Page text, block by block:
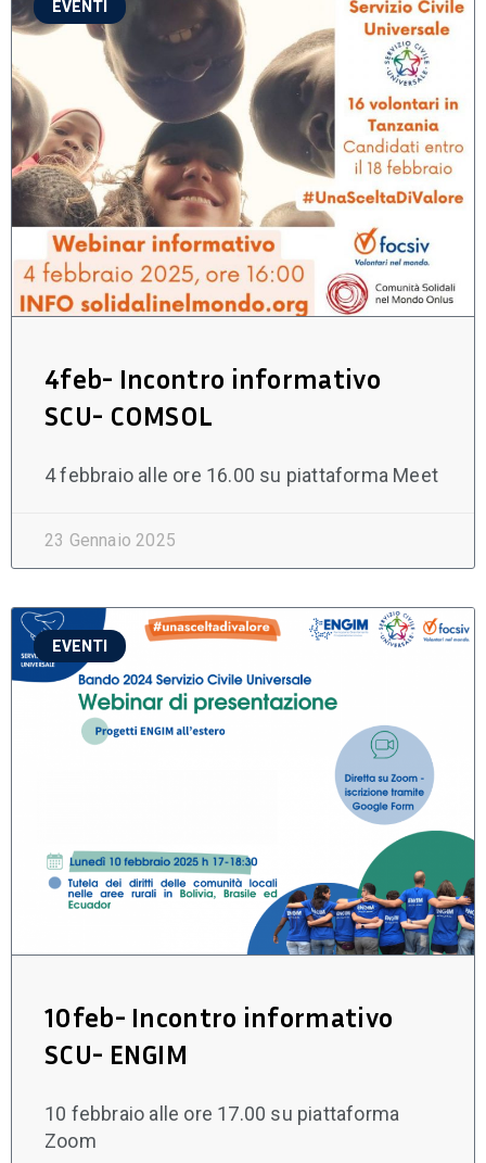
EVENTI
4feb- Incontro informativo
SCU- COMSOL
4 febbraio alle ore 16.00 su piattaforma Meet
23 Gennaio 2025
EVENTI
10feb- Incontro informativo
SCU- ENGIM
10 febbraio alle ore 17.00 su piattaforma
Zoom